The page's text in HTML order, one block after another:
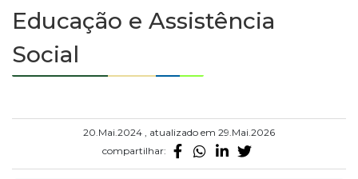
Glória
Educação e Assistência
Social
20.Mai.2024 , atualizado em 29.Mai.2026
compartilhar: